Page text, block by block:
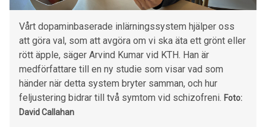
Vårt dopaminbaserade inlärningssystem hjälper oss
att göra val, som att avgöra om vi ska äta ett grönt eller
rött äpple, säger Arvind Kumar vid KTH. Han är
medförfattare till en ny studie som visar vad som
händer när detta system bryter samman, och hur
feljustering bidrar till två symtom vid schizofreni. Foto:
David Callahan